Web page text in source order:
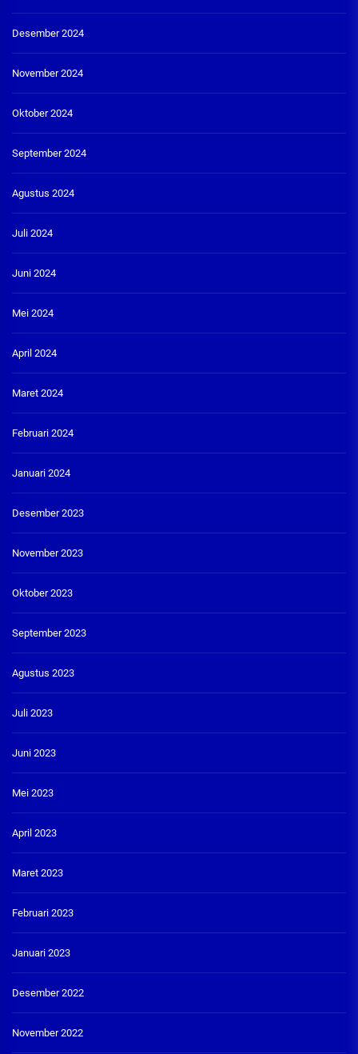
Desember 2024
November 2024
Oktober 2024
September 2024
Agustus 2024
Juli 2024
Juni 2024
Mei 2024
April 2024
Maret 2024
Februari 2024
Januari 2024
Desember 2023
November 2023
Oktober 2023
September 2023
Agustus 2023
Juli 2023
Juni 2023
Mei 2023
April 2023
Maret 2023
Februari 2023
Januari 2023
Desember 2022
November 2022